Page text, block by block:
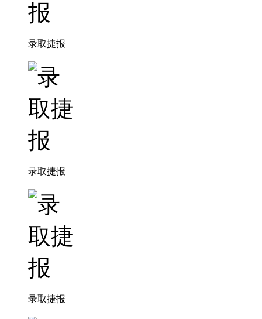
录取捷报
录取捷报
录取捷报